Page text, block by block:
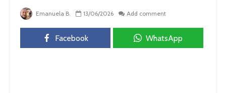
Emanuela B. 13/06/2026 Add comment
Facebook WhatsApp